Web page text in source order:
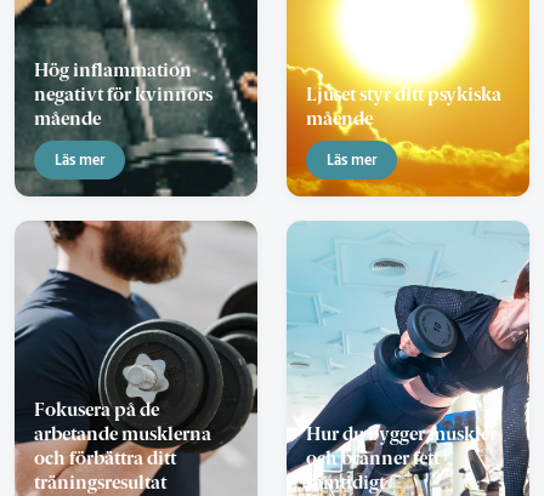
Hög inflammation
negativt för kvinnors
mående
Läs mer
Ljuset styr ditt psykiska
mående
Läs mer
Fokusera på de
arbetande musklerna
och förbättra ditt
träningsresultat
Hur du bygger muskler
och bränner fett
samtidigt